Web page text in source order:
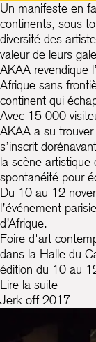
Un manifeste en
continents, sous
diversité des
valeur de leurs
AKAA revendique
Afrique sans
continent qui
Avec 15 000
AKAA a su
s’inscrit
la scène artistique
spontanéité pour
Du 10 au 12
l’événement
d’Afrique.
Foire d'art
dans la Halle du
édition du 10 au
Lire la suite
Jerk off 2017